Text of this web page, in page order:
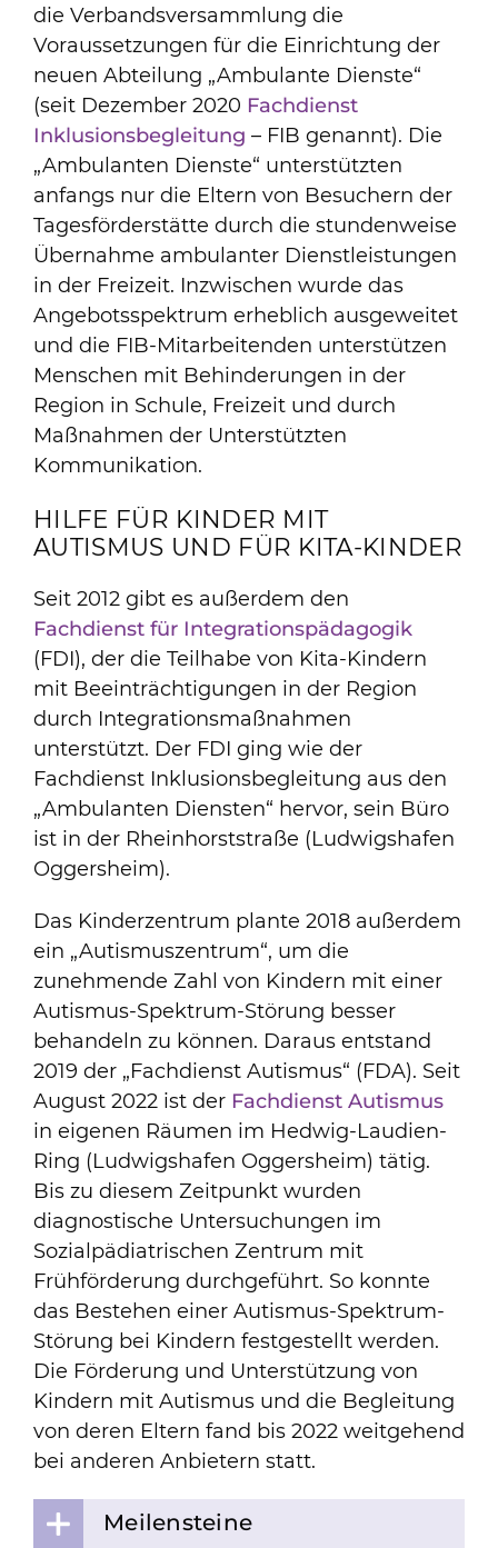
die Verbandsversammlung die
Voraussetzungen für die Einrichtung der
neuen Abteilung „Ambulante Dienste“
(seit Dezember 2020 Fachdienst
Inklusionsbegleitung – FIB genannt). Die
„Ambulanten Dienste“ unterstützten
anfangs nur die Eltern von Besuchern der
Tagesförderstätte durch die stundenweise
Übernahme ambulanter Dienstleistungen
in der Freizeit. Inzwischen wurde das
Angebotsspektrum erheblich ausgeweitet
und die FIB-Mitarbeitenden unterstützen
Menschen mit Behinderungen in der
Region in Schule, Freizeit und durch
Maßnahmen der Unterstützten
Kommunikation.
HILFE FÜR KINDER MIT
AUTISMUS UND FÜR KITA-KINDER
Seit 2012 gibt es außerdem den
Fachdienst für Integrationspädagogik
(FDI), der die Teilhabe von Kita-Kindern
mit Beeinträchtigungen in der Region
durch Integrationsmaßnahmen
unterstützt. Der FDI ging wie der
Fachdienst Inklusionsbegleitung aus den
„Ambulanten Diensten“ hervor, sein Büro
ist in der Rheinhorststraße (Ludwigshafen
Oggersheim).
Das Kinderzentrum plante 2018 außerdem
ein „Autismuszentrum“, um die
zunehmende Zahl von Kindern mit einer
Autismus-Spektrum-Störung besser
behandeln zu können. Daraus entstand
2019 der „Fachdienst Autismus“ (FDA). Seit
August 2022 ist der Fachdienst Autismus
in eigenen Räumen im Hedwig-Laudien-
Ring (Ludwigshafen Oggersheim) tätig.
Bis zu diesem Zeitpunkt wurden
diagnostische Untersuchungen im
Sozialpädiatrischen Zentrum mit
Frühförderung durchgeführt. So konnte
das Bestehen einer Autismus-Spektrum-
Störung bei Kindern festgestellt werden.
Die Förderung und Unterstützung von
Kindern mit Autismus und die Begleitung
von deren Eltern fand bis 2022 weitgehend
bei anderen Anbietern statt.
Meilensteine